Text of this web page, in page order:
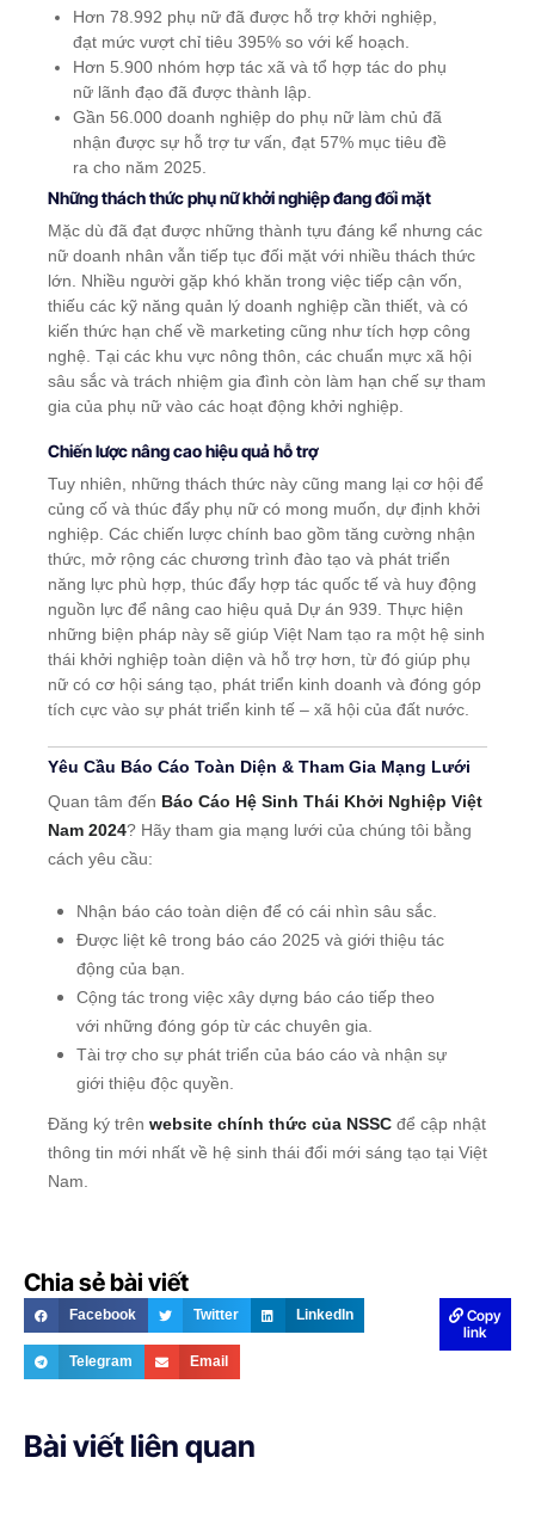
Hơn 78.992 phụ nữ đã được hỗ trợ khởi nghiệp,
đạt mức vượt chỉ tiêu 395% so với kế hoạch.
Hơn 5.900 nhóm hợp tác xã và tổ hợp tác do phụ
nữ lãnh đạo đã được thành lập.
Gần 56.000 doanh nghiệp do phụ nữ làm chủ đã
nhận được sự hỗ trợ tư vấn, đạt 57% mục tiêu đề
ra cho năm 2025.
Những thách thức phụ nữ khởi nghiệp đang đối mặt
Mặc dù đã đạt được những thành tựu đáng kể nhưng các
nữ doanh nhân vẫn tiếp tục đối mặt với nhiều thách thức
lớn. Nhiều người gặp khó khăn trong việc tiếp cận vốn,
thiếu các kỹ năng quản lý doanh nghiệp cần thiết, và có
kiến thức hạn chế về marketing cũng như tích hợp công
nghệ. Tại các khu vực nông thôn, các chuẩn mực xã hội
sâu sắc và trách nhiệm gia đình còn làm hạn chế sự tham
gia của phụ nữ vào các hoạt động khởi nghiệp.
Chiến lược nâng cao hiệu quả hỗ trợ
Tuy nhiên, những thách thức này cũng mang lại cơ hội để
củng cố và thúc đẩy phụ nữ có mong muốn, dự định khởi
nghiệp. Các chiến lược chính bao gồm tăng cường nhận
thức, mở rộng các chương trình đào tạo và phát triển
năng lực phù hợp, thúc đẩy hợp tác quốc tế và huy động
nguồn lực để nâng cao hiệu quả Dự án 939. Thực hiện
những biện pháp này sẽ giúp Việt Nam tạo ra một hệ sinh
thái khởi nghiệp toàn diện và hỗ trợ hơn, từ đó giúp phụ
nữ có cơ hội sáng tạo, phát triển kinh doanh và đóng góp
tích cực vào sự phát triển kinh tế – xã hội của đất nước.
Yêu Cầu Báo Cáo Toàn Diện & Tham Gia Mạng Lưới
Quan tâm đến Báo Cáo Hệ Sinh Thái Khởi Nghiệp Việt
Nam 2024? Hãy tham gia mạng lưới của chúng tôi bằng
cách yêu cầu:
Nhận báo cáo toàn diện để có cái nhìn sâu sắc.
Được liệt kê trong báo cáo 2025 và giới thiệu tác
động của bạn.
Cộng tác trong việc xây dựng báo cáo tiếp theo
với những đóng góp từ các chuyên gia.
Tài trợ cho sự phát triển của báo cáo và nhận sự
giới thiệu độc quyền.
Đăng ký trên website chính thức của NSSC để cập nhật
thông tin mới nhất về hệ sinh thái đổi mới sáng tạo tại Việt
Nam.
Chia sẻ bài viết
Facebook Twitter LinkedIn
Telegram Email
Copy
link
Bài viết liên quan